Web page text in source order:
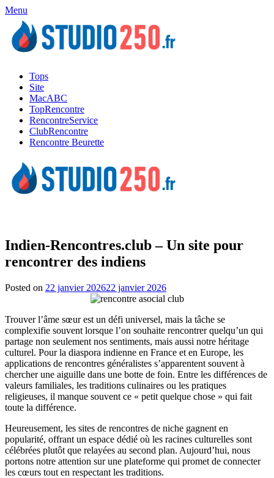
Menu
Tops
Site
MacABC
TopRencontre
RencontreService
ClubRencontre
Rencontre Beurette
Indien-Rencontres.club – Un site pour
rencontrer des indiens
Posted on 22 janvier 202622 janvier 2026
Trouver l’âme sœur est un défi universel, mais la tâche se
complexifie souvent lorsque l’on souhaite rencontrer quelqu’un qui
partage non seulement nos sentiments, mais aussi notre héritage
culturel. Pour la diaspora indienne en France et en Europe, les
applications de rencontres généralistes s’apparentent souvent à
chercher une aiguille dans une botte de foin. Entre les différences de
valeurs familiales, les traditions culinaires ou les pratiques
religieuses, il manque souvent ce « petit quelque chose » qui fait
toute la différence.
Heureusement, les sites de rencontres de niche gagnent en
popularité, offrant un espace dédié où les racines culturelles sont
célébrées plutôt que relayées au second plan. Aujourd’hui, nous
portons notre attention sur une plateforme qui promet de connecter
les cœurs tout en respectant les traditions.